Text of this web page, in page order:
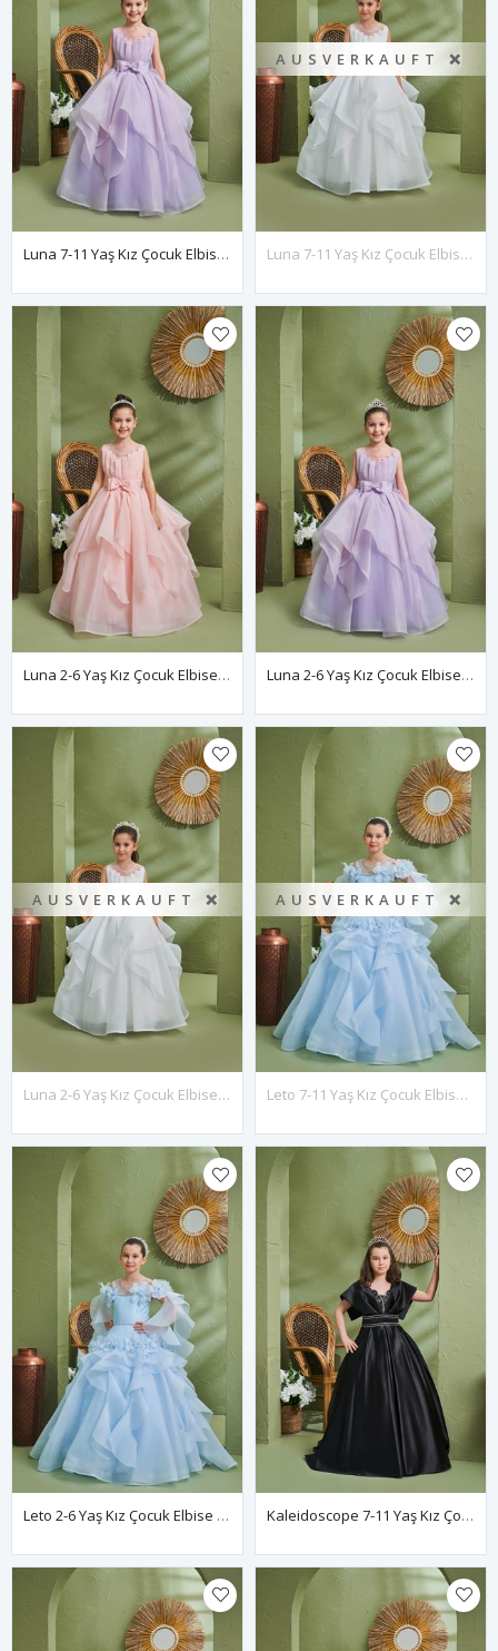
Luna 7-11 Yaş Kız Çocuk Elbise 30167 Lila
AUSVERKAUFT ❌
Luna 7-11 Yaş Kız Çocuk Elbise 30167 Kırık Beyaz
Luna 2-6 Yaş Kız Çocuk Elbise 20167 Somon Luna 2-6 Yaş Kız Çocuk Elbise 20167 Lila
AUSVERKAUFT ❌
Luna 2-6 Yaş Kız Çocuk Elbise 20167 Kırık Beyaz
AUSVERKAUFT ❌
Leto 7-11 Yaş Kız Çocuk Elbise 30195 Bebe Mavi
Leto 2-6 Yaş Kız Çocuk Elbise 20195 Bebe Mavi Kaleidoscope 7-11 Yaş Kız Çocuk Elbise 30194 Siyah